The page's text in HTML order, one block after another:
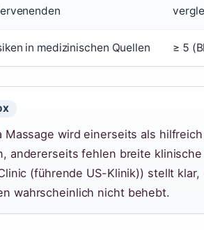
in medizinischen Quellen ≥ 5
Massage wird einerseits als
andererseits fehlen breite
(führende US-Klinik)) stellt
wahrscheinlich nicht behebt.